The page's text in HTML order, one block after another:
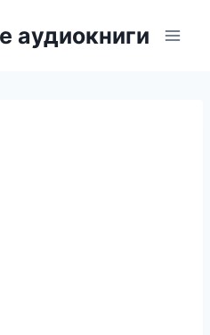
аудиокниги